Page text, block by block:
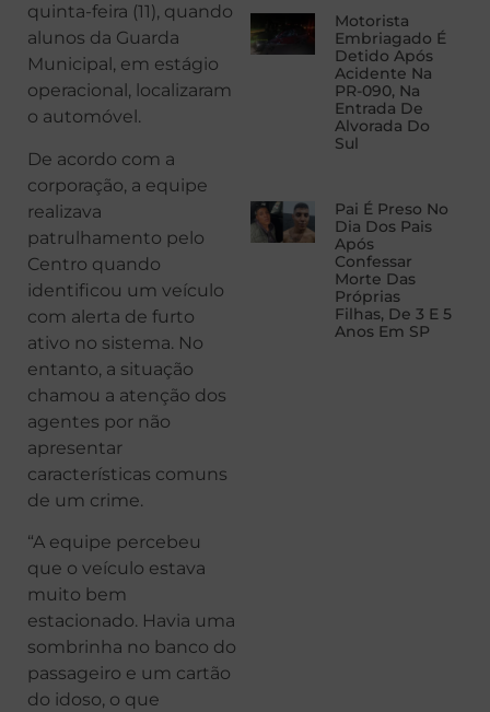
quinta-feira (11), quando
alunos da Guarda
Municipal, em estágio
operacional, localizaram
o automóvel.
De acordo com a
corporação, a equipe
realizava
patrulhamento pelo
Centro quando
identificou um veículo
com alerta de furto
ativo no sistema. No
entanto, a situação
chamou a atenção dos
agentes por não
apresentar
características comuns
de um crime.
“A equipe percebeu
que o veículo estava
muito bem
estacionado. Havia uma
sombrinha no banco do
passageiro e um cartão
do idoso, o que
Motorista
Embriagado É
Detido Após
Acidente Na
PR-090, Na
Entrada De
Alvorada Do
Sul
Pai É Preso No
Dia Dos Pais
Após
Confessar
Morte Das
Próprias
Filhas, De 3 E 5
Anos Em SP